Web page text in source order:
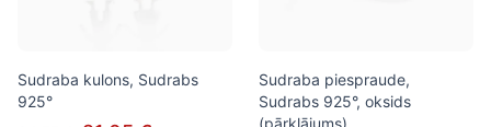
Sudraba kulons, Sudrabs
925°
Sudraba piespraude,
Sudrabs 925°, oksids
(pārklājums)